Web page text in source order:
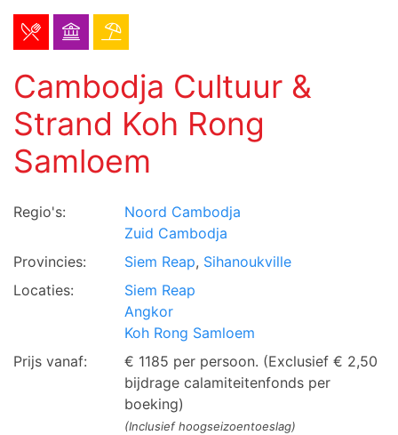
Cambodja Cultuur &
Strand Koh Rong
Samloem
Regio's:
Noord Cambodja
Zuid Cambodja
Provincies:
Siem Reap, Sihanoukville
Locaties:
Siem Reap
Angkor
Koh Rong Samloem
Prijs vanaf:
€ 1185 per persoon. (Exclusief € 2,50
bijdrage calamiteitenfonds per
boeking)
(Inclusief hoogseizoentoeslag)